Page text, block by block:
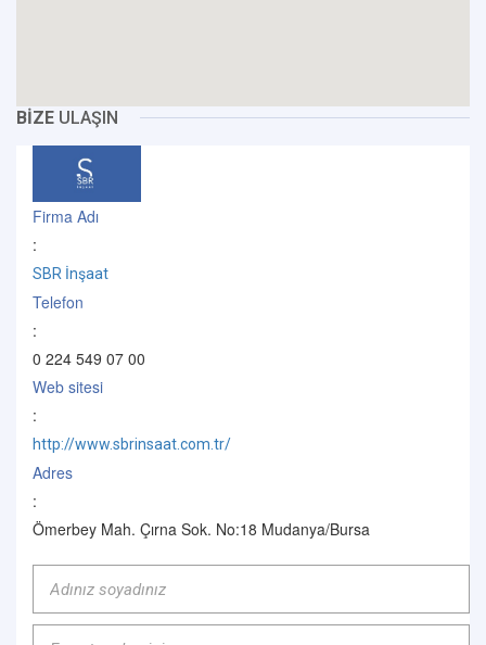
BİZE ULAŞIN
Firma Adı
:
SBR İnşaat
Telefon
:
0 224 549 07 00
Web sitesi
:
http://www.sbrinsaat.com.tr/
Adres
:
Ömerbey Mah. Çırna Sok. No:18 Mudanya/Bursa